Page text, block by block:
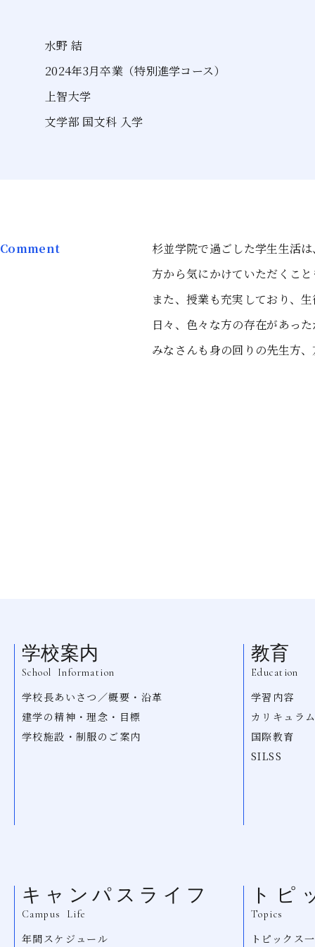
水野 結
2024年3月卒業（特別進学コース）
上智大学
文学部 国文科 入学
Comment
杉並学院で過ごした学生生活
方から気にかけていただくこ
また、授業も充実しており、
日々、色々な方の存在があっ
みなさんも身の回りの先生方
学校案内
School Information
学校長あいさつ／概要・沿革
建学の精神・理念・目標
学校施設・制服のご案内
キャンパスライフ
Campus Life
年間スケジュール
教育
Education
学習内容
カリキュラ
国際教育
SILSS
トピ
Topics
トピックス